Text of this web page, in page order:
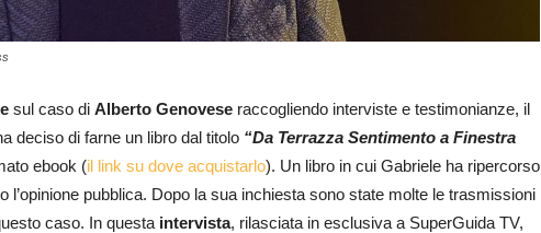
sul caso di Alberto Genovese raccogliendo interviste e testimonianze, il
deciso di farne un libro dal titolo “Da Terrazza Sentimento a Finestra
ebook (il link su dove acquistarlo). Un libro in cui Gabriele ha ripercorso
l’opinione pubblica. Dopo la sua inchiesta sono state molte le trasmissioni
caso. In questa intervista, rilasciata in esclusiva a SuperGuida TV,